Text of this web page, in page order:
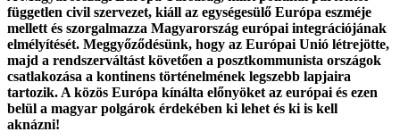
független civil szervezet, kiáll az egységesülő Európa eszméje
mellett és szorgalmazza Magyarország európai integrációjának
elmélyítését. Meggyőződésünk, hogy az Európai Unió létrejötte,
majd a rendszerváltást követően a posztkommunista országok
csatlakozása a kontinens történelmének legszebb lapjaira
tartozik. A közös Európa kínálta előnyöket az európai és ezen
belül a magyar polgárok érdekében ki lehet és ki is kell
aknázni!